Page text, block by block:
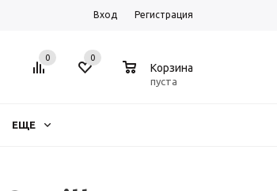
Вход Регистрация
0 0
Корзина
пуста
ЕЩЕ